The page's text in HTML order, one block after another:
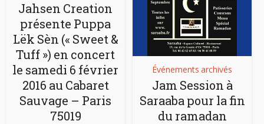
Jahsen Creation
présente Puppa
Lëk Sèn (« Sweet &
Tuff ») en concert
le samedi 6 février
2016 au Cabaret
Sauvage – Paris
75019
Événements archivés
Jam Session à
Saraaba pour la fin
du ramadan